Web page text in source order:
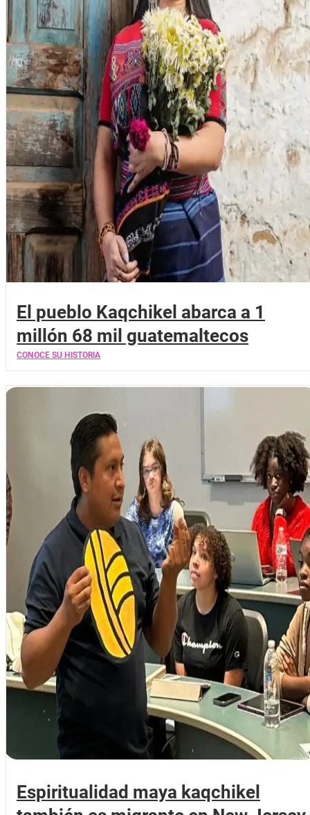
El pueblo Kaqchikel abarca a 1
millón 68 mil guatemaltecos
CONOCE SU HISTORIA
Espiritualidad maya kaqchikel